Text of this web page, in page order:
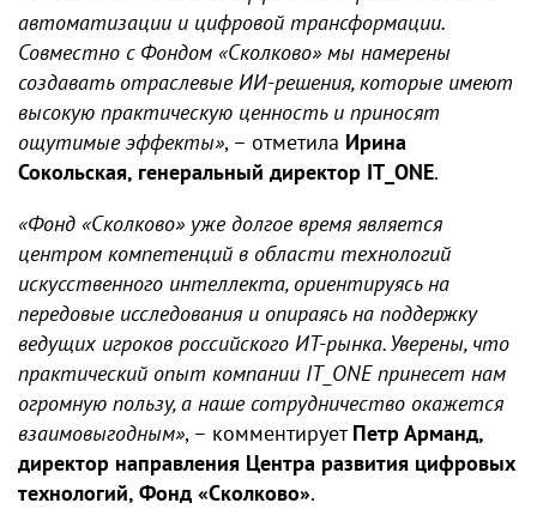
автоматизации и цифровой трансформации.
Совместно с Фондом «Сколково» мы намерены
создавать отраслевые ИИ-решения, которые имеют
высокую практическую ценность и приносят
ощутимые эффекты», – отметила Ирина
Сокольская, генеральный директор IT_ONE.
«Фонд «Сколково» уже долгое время является
центром компетенций в области технологий
искусственного интеллекта, ориентируясь на
передовые исследования и опираясь на поддержку
ведущих игроков российского ИТ-рынка. Уверены, что
практический опыт компании IT_ONE принесет нам
огромную пользу, а наше сотрудничество окажется
взаимовыгодным», – комментируетПетр Арманд,
директор направления Центра развития цифровых
технологий, Фонд «Сколково».